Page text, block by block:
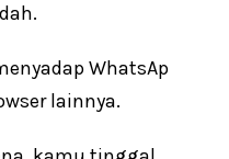
WhatsAp
lainnya.